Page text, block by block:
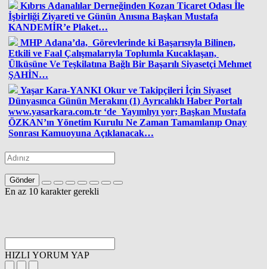
Kıbrıs Adanalılar Derneğinden Kozan Ticaret Odası İle
İşbirliği Ziyareti ve Günün Anısına Başkan Mustafa
KANDEMİR’e Plaket…
MHP Adana’da, Görevlerinde ki Başarısıyla Bilinen,
Etkili ve Faal Çalışmalarıyla Toplumla Kucaklaşan,
Ülküsüne Ve Teşkilatına Bağlı Bir Başarılı Siyasetçi Mehmet
ŞAHİN…
Yaşar Kara-YANKI Okur ve Takipçileri İçin Siyaset
Dünyasınca Günün Merakını (1) Ayrıcalıklı Haber Portalı
www.yasarkara.com.tr ‘de Yayımlıyı yor; Başkan Mustafa
ÖZKAN’ın Yönetim Kurulu Ne Zaman Tamamlanıp Onay
Sonrası Kamuoyuna Açıklanacak…
Gönder
En az 10 karakter gerekli
HIZLI YORUM YAP